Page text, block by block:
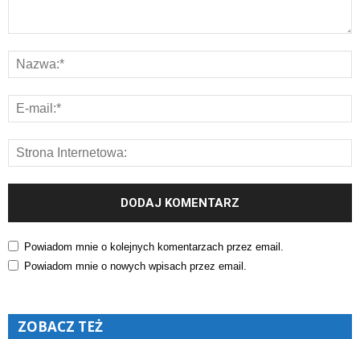
Powiadom mnie o kolejnych komentarzach przez email.
Powiadom mnie o nowych wpisach przez email.
ZOBACZ TEŻ